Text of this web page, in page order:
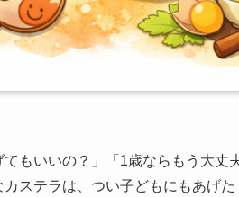
てもいいの？」「1歳ならもう大
ステラは、つい子どもにもあげ